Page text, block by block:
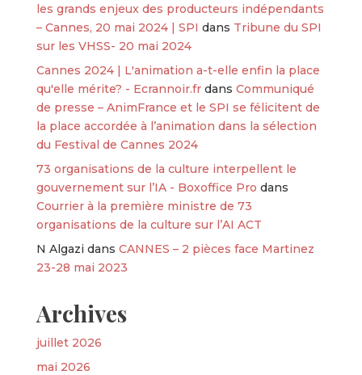
les grands enjeux des producteurs indépendants
– Cannes, 20 mai 2024 | SPI dans Tribune du SPI
sur les VHSS- 20 mai 2024
Cannes 2024 | L'animation a-t-elle enfin la place
qu'elle mérite? - Ecrannoir.frdans Communiqué
de presse – AnimFrance et le SPI se félicitent de
la place accordée à l’animation dans la sélection
du Festival de Cannes 2024
73 organisations de la culture interpellent le
gouvernement sur l’IA - Boxoffice Pro dans
Courrier à la première ministre de 73
organisations de la culture sur l’AI ACT
N Algazi dans CANNES – 2 pièces face Martinez
23-28 mai 2023
Archives
juillet 2026
mai 2026